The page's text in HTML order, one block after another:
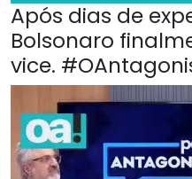
Após dias de
Bolsonaro
vice.